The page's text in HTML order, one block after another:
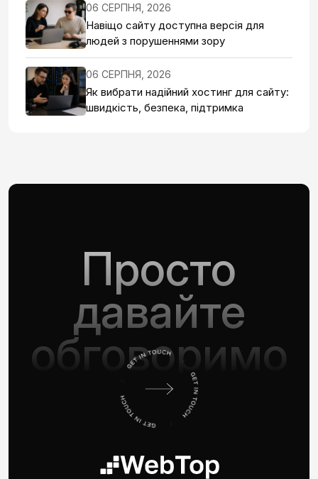
06 СЕРПНЯ, 2026
Навіщо сайту доступна версія для
людей з порушеннями зору
06 СЕРПНЯ, 2026
Як вибрати надійний хостинг для сайту:
швидкість, безпека, підтримка
Просто
давайте
обговоримо